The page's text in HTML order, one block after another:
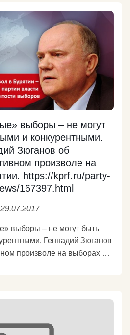
титана?
activities/167468.html
выборы – не могут
и конкурентными.
Зюганов об
произволе на
https://kprf.ru/party-
167397.html
29.07.2017
выборы – не могут быть
Геннадий Зюганов
произволе на выборах в